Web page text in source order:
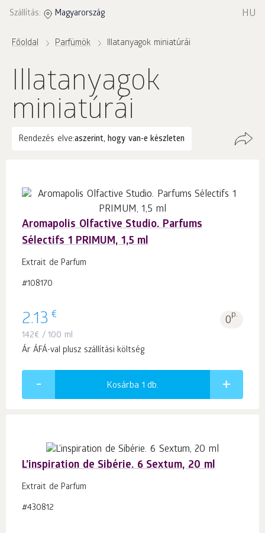
Szállítás: Magyarország HU
Főoldal Parfümök Illatanyagok miniatúrái
Illatanyagok
miniatúrái
Rendezés elve:aszerint, hogy van-e készleten
Aromapolis Olfactive Studio. Parfums
Sélectifs 1 PRIMUM, 1,5 ml
Extrait de Parfum
#108170
2.13 € 0p.
142€ / 100 ml
Ár ÁFÁ-val plusz szállítási költség
Kosárba 1 db.
L’inspiration de Sibérie. 6 Sextum, 20 ml
Extrait de Parfum
#430812